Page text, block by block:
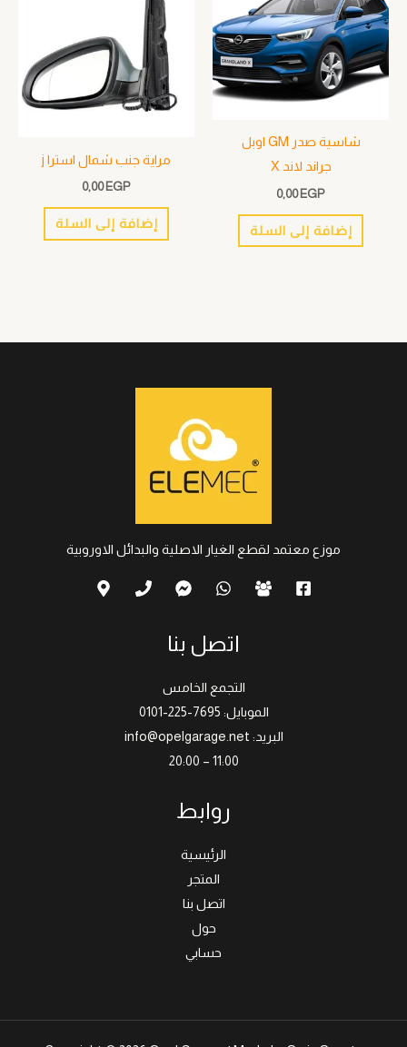
شاسية صدر GM اوبل
جراند لاند X
0,00EGP
إضافة إلى السلة
مراية جنب شمال استرا j
0,00 EGP
إضافة إلى السلة
موزع معتمد لقطع الغيار الاصلية والبدائل الاوروبية
اتصل بنا
التجمع الخامس
الموبايل: 7695-225-0101
البريد: info@opelgarage.net
11:00 – 20:00
روابط
الرئيسية
المتجر
اتصل بنا
حول
حسابي